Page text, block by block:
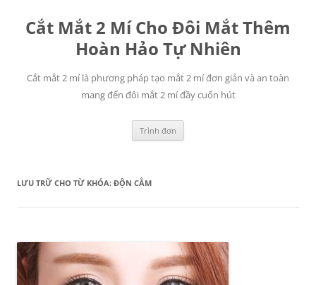
nội
dung
Cắt Mắt 2 Mí Cho Đôi Mắt Thêm
Hoàn Hảo Tự Nhiên
Cắt mắt 2 mí là phương pháp tạo mắt 2 mí đơn giản và an toàn
mang đến đôi mắt 2 mí đầy cuốn hút
Trình đơn
LƯU TRỮ CHO TỪ KHÓA: ĐỘN CẰM